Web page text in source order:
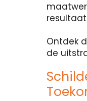
Ontdek
de